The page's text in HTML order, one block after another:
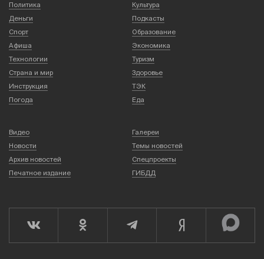
Политика
Культура
Деньги
Подкасты
Спорт
Образование
Афиша
Экономика
Технологии
Туризм
Страна и мир
Здоровье
Инструкция
ТЭК
Погода
Еда
Видео
Галереи
Новости
Темы новостей
Архив новостей
Спецпроекты
Печатное издание
ГИБДД